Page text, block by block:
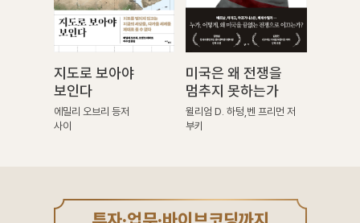
지도로 보아야
보인다
에밀리 오브리 등저
사이
미국은 왜 전쟁을
멈추지 못하는가
윌리엄 D. 하텅,벤 프리먼 저
부키